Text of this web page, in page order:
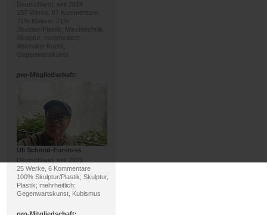
Deutschland, seit 2019
157 Werke, 87 Kommentare
71% Malerei, 21%
Skulptur/Plastik; Mischtechnik,
Skulptur; mehrheitlich:
Abstrakte Kunst,
Gegenwartskunst
pro-Mitgliedschaft:
Uli Schmid-Furstoss
Deutschland, seit 2025
25 Werke, 6 Kommentare
100% Skulptur/Plastik; Skulptur,
Plastik; mehrheitlich:
Gegenwartskunst, Kubismus